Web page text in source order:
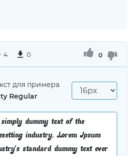
4 0 0
для примера
Regular